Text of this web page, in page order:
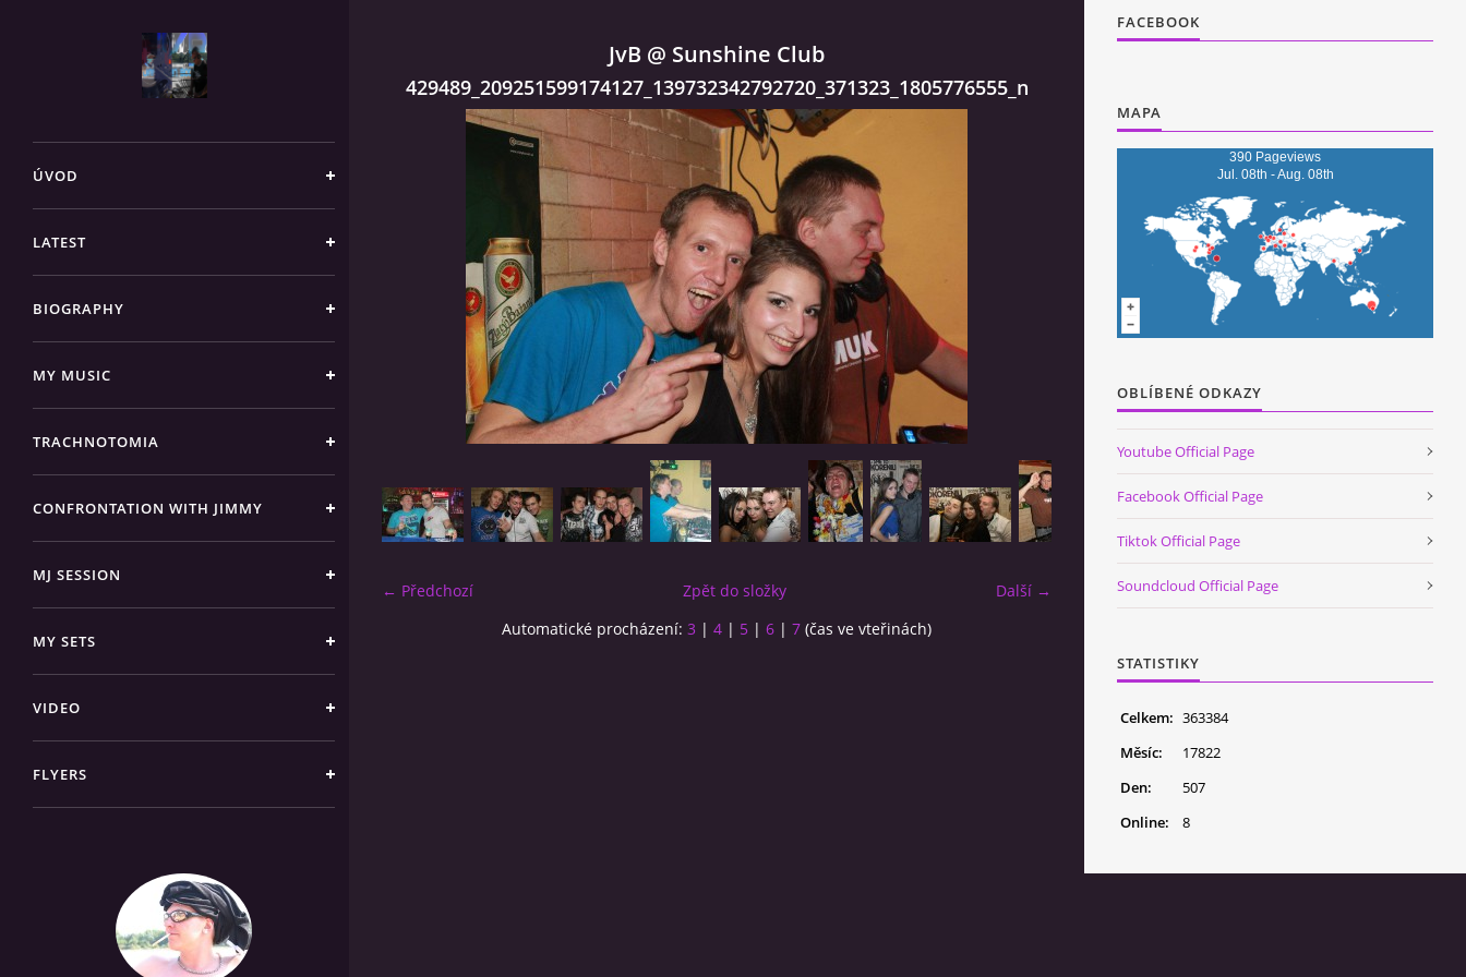
ÚVOD
LATEST
BIOGRAPHY
MY MUSIC
TRACHNOTOMIA
CONFRONTATION WITH JIMMY
MJ SESSION
MY SETS
VIDEO
FLYERS
JvB @ Sunshine Club
429489_209251599174127_139732342792720_371323_1805776555_n
← Předchozí Další →
Zpět do složky
Automatické procházení: 3 | 4 | 5 | 6 | 7 (čas ve vteřinách)
FACEBOOK
MAPA
390 Pageviews
Jul. 08th - Aug. 08th
OBLÍBENÉ ODKAZY
Youtube Official Page
Facebook Official Page
Tiktok Official Page
Soundcloud Official Page
STATISTIKY
Online: 8
Celkem: 363384
Měsíc:
17822
Den:
507